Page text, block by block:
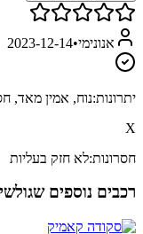
אנונימי•
2023-12-14
יתרונות:נוח, אמין מאד,
X
חסרונות:לא חזק בעליות
רכבים נוספים